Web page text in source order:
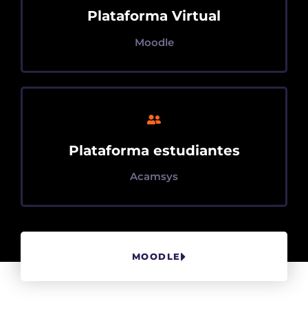
Plataforma estudiantes
Acamsys
Plataforma Virtual
Moodle
MOODLE